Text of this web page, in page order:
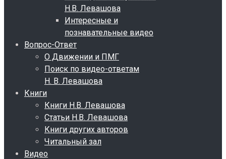
Н.В. Левашова
Интересные и
познавательные видео
Вопрос-Ответ
О Движении и ПМГ
Поиск по видео-ответам
Н. В. Левашова
Книги
Книги Н.В. Левашова
Статьи Н.В. Левашова
Книги других авторов
Читальный зал
Видео